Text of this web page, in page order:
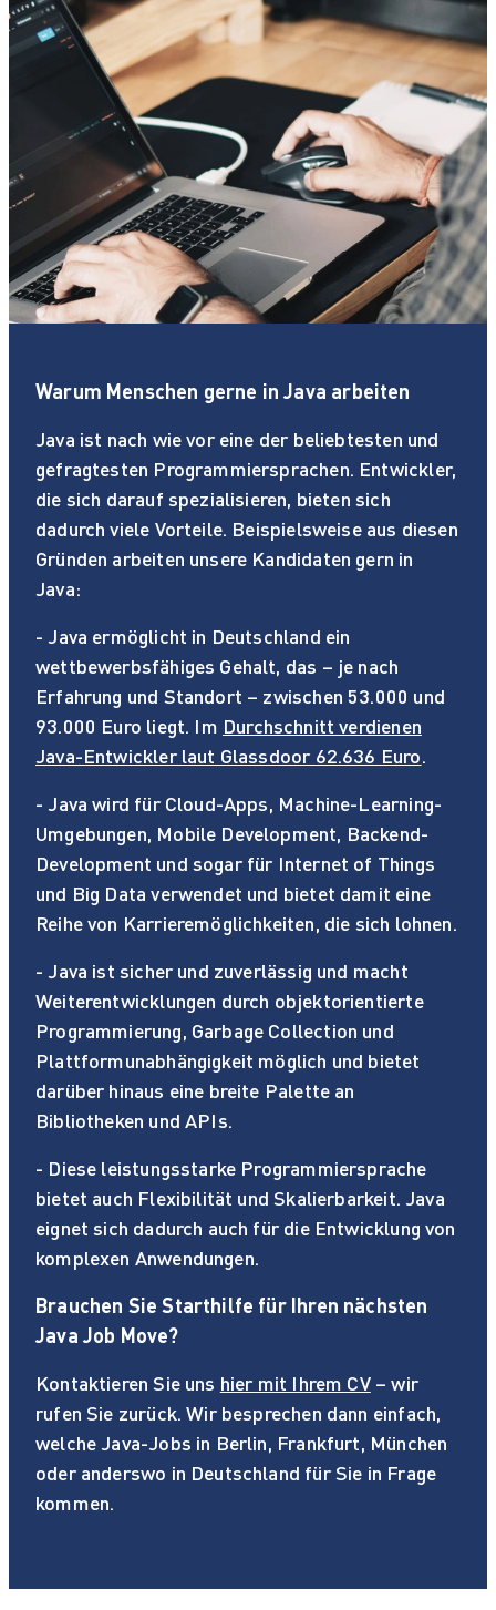
Warum Menschen gerne in Java arbeiten
Java ist nach wie vor eine der beliebtesten und
gefragtesten Programmiersprachen. Entwickler,
die sich darauf spezialisieren, bieten sich
dadurch viele Vorteile. Beispielsweise aus diesen
Gründen arbeiten unsere Kandidaten gern in
Java:
- Java ermöglicht in Deutschland ein
wettbewerbsfähiges Gehalt, das – je nach
Erfahrung und Standort – zwischen 53.000 und
93.000 Euro liegt. Im Durchschnitt verdienen
Java-Entwickler laut Glassdoor 62.636 Euro.
- Java wird für Cloud-Apps, Machine-Learning-
Umgebungen, Mobile Development, Backend-
Development und sogar für Internet of Things
und Big Data verwendet und bietet damit eine
Reihe von Karrieremöglichkeiten, die sich lohnen.
- Java ist sicher und zuverlässig und macht
Weiterentwicklungen durch objektorientierte
Programmierung, Garbage Collection und
Plattformunabhängigkeit möglich und bietet
darüber hinaus eine breite Palette an
Bibliotheken und APIs.
- Diese leistungsstarke Programmiersprache
bietet auch Flexibilität und Skalierbarkeit. Java
eignet sich dadurch auch für die Entwicklung von
komplexen Anwendungen.
Brauchen Sie Starthilfe für Ihren nächsten
Java Job Move?
Kontaktieren Sie uns hier mit Ihrem CV– wir
rufen Sie zurück. Wir besprechen dann einfach,
welche Java-Jobs in Berlin, Frankfurt, München
oder anderswo in Deutschland für Sie in Frage
kommen.